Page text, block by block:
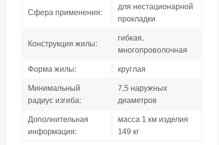
Сфера применения:
для нестационарной
прокладки
Конструкция жилы:
гибкая,
многопроволочная
Форма жилы: круглая
Минимальный
радиус изгиба:
7,5 наружных
диаметров
Дополнительная
информация:
масса 1 км изделия
149 кг